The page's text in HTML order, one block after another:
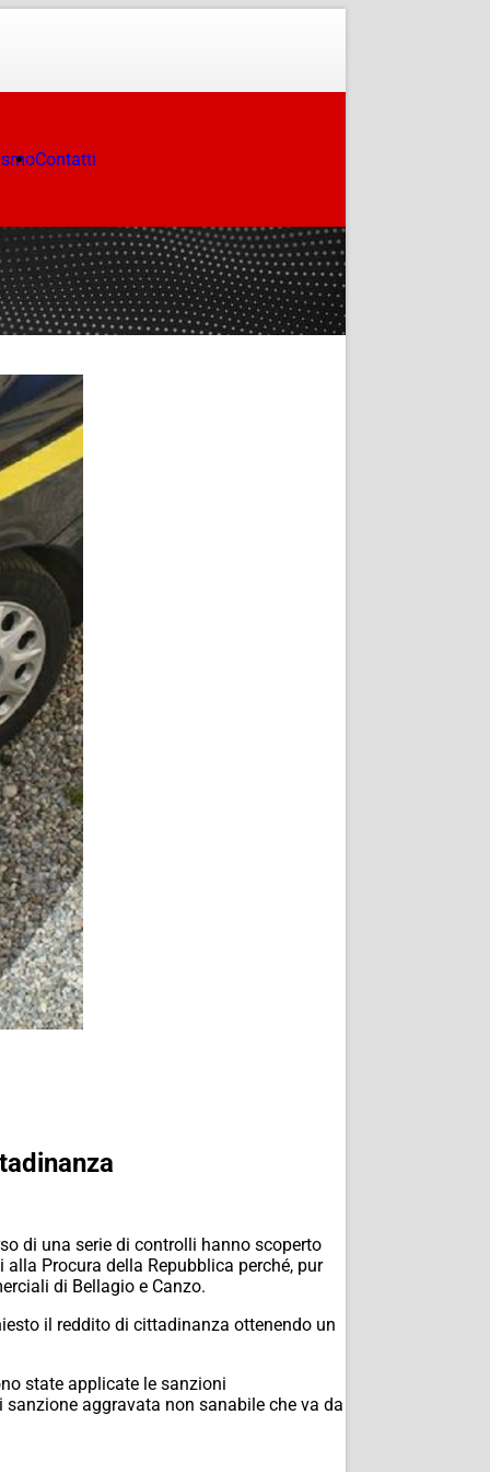
Contatti
di una serie di controlli hanno scoperto
Procura della Repubblica perché, pur
di Bellagio e Canzo.
il reddito di cittadinanza ottenendo un
state applicate le sanzioni
aggravata non sanabile che va da